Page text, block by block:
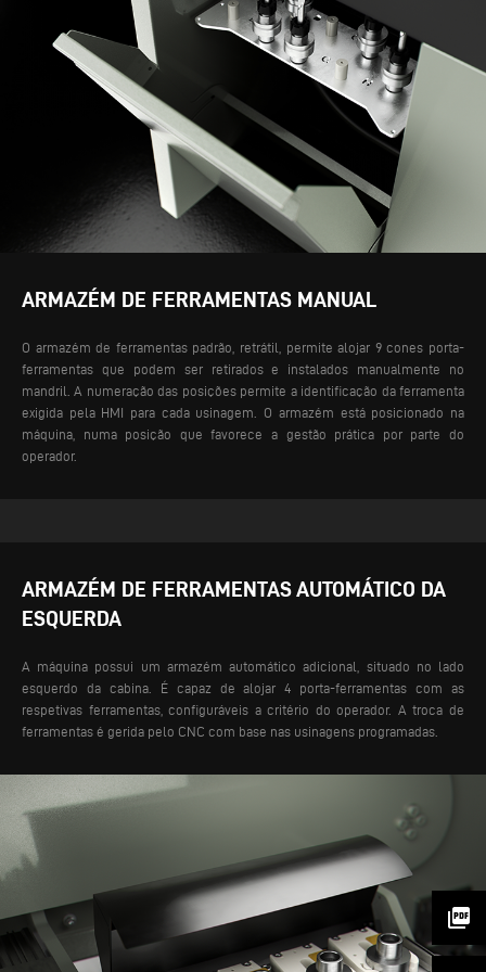
picture_as_pdf
ARMAZÉM DE FERRAMENTAS MANUAL
O armazém de ferramentas padrão, retrátil, permite alojar 9 cones porta-
ferramentas que podem ser retirados e instalados manualmente no
mandril. A numeração das posições permite a identificação da ferramenta
exigida pela HMI para cada usinagem. O armazém está posicionado na
máquina, numa posição que favorece a gestão prática por parte do
operador.
ARMAZÉM DE FERRAMENTAS AUTOMÁTICO DA
ESQUERDA
A máquina possui um armazém automático adicional, situado no lado
esquerdo da cabina. É capaz de alojar 4 porta-ferramentas com as
respetivas ferramentas, configuráveis a critério do operador. A troca de
ferramentas é gerida pelo CNC com base nas usinagens programadas.